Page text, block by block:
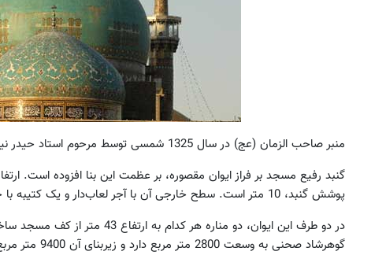
منبر صاحب الزمان (عج) در سال 1325 شمسی توسط مرحوم استاد حیدر نیکنام گلپایگانی مرمت شد.
پوشش گنبد، 10 متر است. سطح خارجی آن با آجر لعاب‌دار و یک کتیبه با خط کوفی تزیین شده است.
در دو طرف این ایوان، دو مناره هر
گوهرشاد صحنی به وسعت 2800 متر مربع دارد و زیربنای آن 9400 متر مربع است.